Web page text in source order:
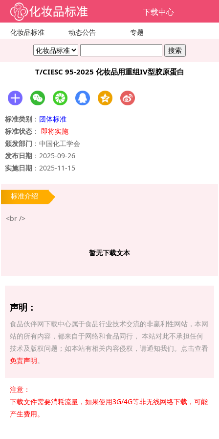
下载中心
化妆品标准 动态公告 专题
T/CIESC 95-2025 化妆品用重组IV型胶原蛋白
标准类别 ： 团体标准
标准状态 ： 即将实施
颁发部门 ：中国化工学会
发布日期 ：2025-09-26
实施日期 ：2025-11-15
标准介绍
<br />
暂无下载文本
声明：
食品伙伴网下载中心属于食品行业技术交流的非赢利性网站，本网
站的所有内容，都来自于网络和食品同行， 本站对此不承担任何
技术及版权问题；如本站有相关内容侵权，请通知我们。点击查看
免责声明。
注意：
下载文件需要消耗流量，如果使用3G/4G等非无线网络下载，可能
产生费用。